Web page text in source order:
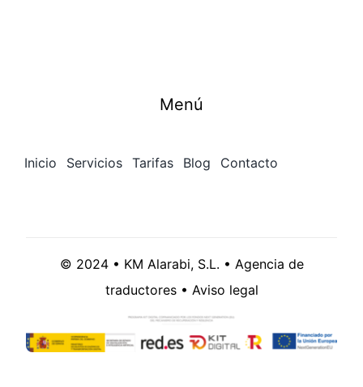
Menú
Inicio Servicios Tarifas Blog Contacto
© 2024 • KM Alarabi, S.L. • Agencia de
traductores • Aviso legal